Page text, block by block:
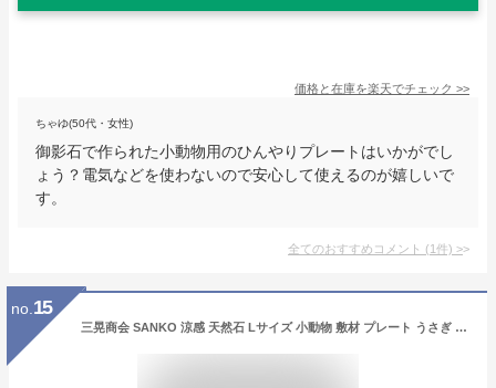
価格と在庫を楽天でチェック >>
ちゃゆ(50代・女性)
御影石で作られた小動物用のひんやりプレートはいかがでし
ょう？電気などを使わないので安心して使えるのが嬉しいで
す。
全てのおすすめコメント (1件) >
no. 15
三晃商会 SANKO 涼感 天然石 Lサイズ 小動物 敷材 プレート うさぎ モルモット チンチラ